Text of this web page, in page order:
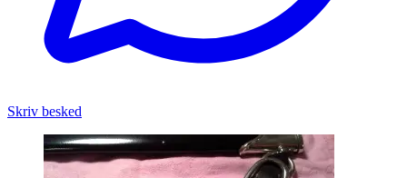
Skriv besked